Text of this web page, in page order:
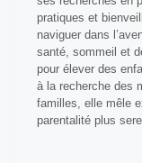
pratiques et
naviguer dans
santé, sommeil et
pour élever des
à la recherche des
familles, elle mêle
parentalité plus